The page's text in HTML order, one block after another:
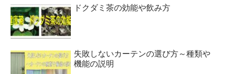
ドクダミ茶の効能や飲み方
失敗しないカーテンの選び方～種類や
機能の説明